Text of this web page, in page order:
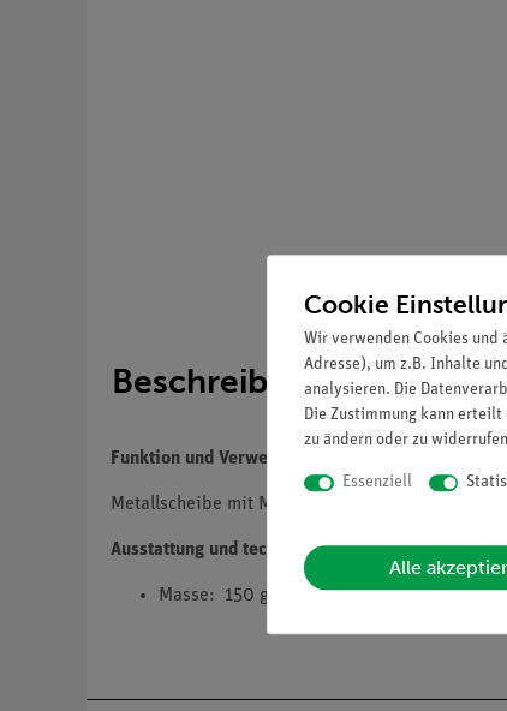
Beschreibung
Funktion und Verwendung
Metallscheibe mit Mittelbohrung zur
Ausstattung und technische Daten
Masse: 150 g
Cookie
Wir verwenden Cookies und
Adresse), um z.B. Inhalte
analysieren. Die
Die Zustimmung kann
zu ändern oder zu
Essenziell
Alle